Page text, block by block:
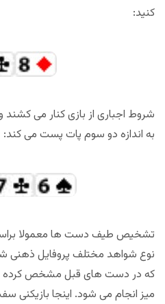
کنید:
شروط اجباری از بازی کنار می
به اندازه دو سوم پات پست می کند:
نوع شواهد مختلف پروفایل ذهنی
که در دست های قبل مشخص کرده
میز انجام می شود. اینجا بازیکنی